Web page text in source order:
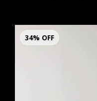
34% OFF